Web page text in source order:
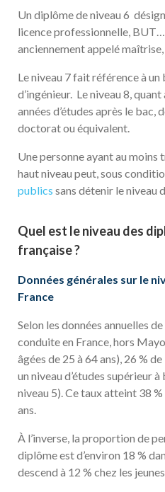
Un diplôme de niveau 6
licence professionnelle,
anciennement appelé maîtrise,
Le niveau 7 fait référence à
d’ingénieur. Le niveau 8,
années d’études après le bac,
doctorat ou équivalent.
Une personne ayant au
haut niveau peut, sous
publics sans détenir le niveau
Quel est le niveau des
française ?
Données générales sur le
France
Selon les données annuelles
conduite en France, hors
âgées de 25 à 64 ans), 26 %
un niveau d’études supérieur
niveau 5). Ce taux atteint 38
ans.
À l’inverse, la proportion de
diplôme est d’environ 18 %
descend à 12 % chez les